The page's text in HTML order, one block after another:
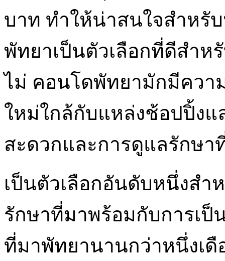
บาท ทำให้น่าสนใจสำหรั
พัทยาเป็นตัวเลือกที่ดีสำห
ไม่ คอนโดพัทยามักมีควา
ใหม่ใกล้กับแหล่งช้อปปิ้งแ
สะดวกและการดูแลรักษ
เป็นตัวเลือกอันดับหนึ่งสำ
รักษาที่มาพร้อมกับการเป็
ที่มาพัทยานานกว่าหนึ่งเดื